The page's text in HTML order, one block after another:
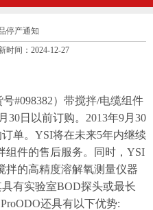
停产通知
时间：2024-12-27
#098382）带搅拌/电缆组件
30日以前订购。2013年9月30
单。YSI将在未来5年内继续
组件的售后服务。同时，YSI
拌的高精度溶解氧测量仪器
有实验室BOD探头或最长
还具有以下优势: